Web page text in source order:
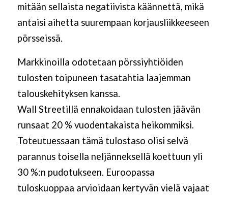
mitään sellaista negatiivista käännettä, mikä
antaisi aihetta suurempaan korjausliikkeeseen
pörsseissä.
Markkinoilla odotetaan pörssiyhtiöiden
tulosten toipuneen tasatahtia laajemman
talouskehityksen kanssa.
Wall Streetillä ennakoidaan tulosten jäävän
runsaat 20 % vuodentakaista heikommiksi.
Toteutuessaan tämä tulostaso olisi selvä
parannus toisella neljänneksellä koettuun yli
30 %:n pudotukseen. Euroopassa
tuloskuoppaa arvioidaan kertyvän vielä vajaat